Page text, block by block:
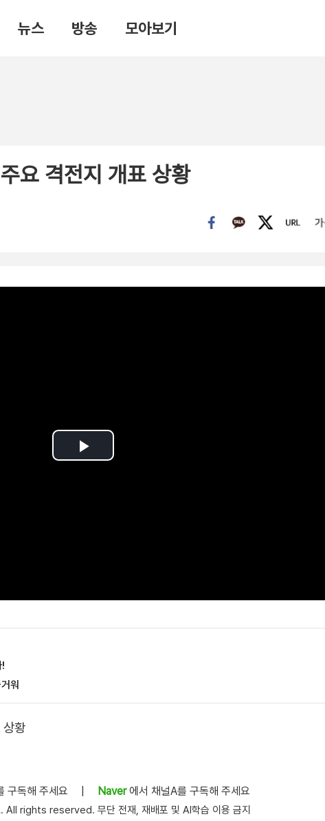
뉴스 방송 모아보기
요 격전지 개표 상황
상황
구독해 주세요 Naver에서 채널A를 구독해 주세요
rights reserved. 무단 전재, 재배포 및 AI학습 이용 금지